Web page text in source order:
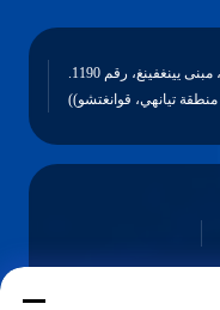
قوانغتشو، الصين ((رقم D01، مبنى يينغفينغ، رقم 1190.
تيانهي، قوانغتشو))